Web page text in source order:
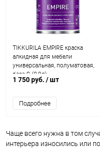
TIKKURILA EMPIRE краска
алкидная для мебели
универсальная, полуматовая,
база C (0,9л)
1 750 руб. / шт
Подробнее
Чаще всего нужна в том
интерьера износились или